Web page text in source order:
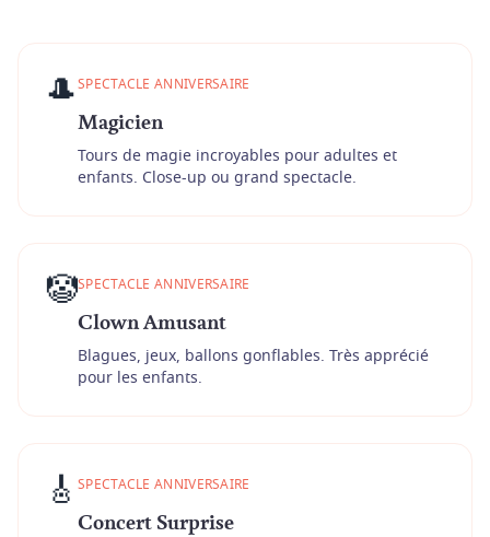
🎩SPECTACLE ANNIVERSAIRE
Magicien
Tours de magie incroyables pour adultes et
enfants. Close-up ou grand spectacle.
🤡SPECTACLE ANNIVERSAIRE
Clown Amusant
Blagues, jeux, ballons gonflables. Très apprécié
pour les enfants.
🎸 SPECTACLE ANNIVERSAIRE
Concert Surprise